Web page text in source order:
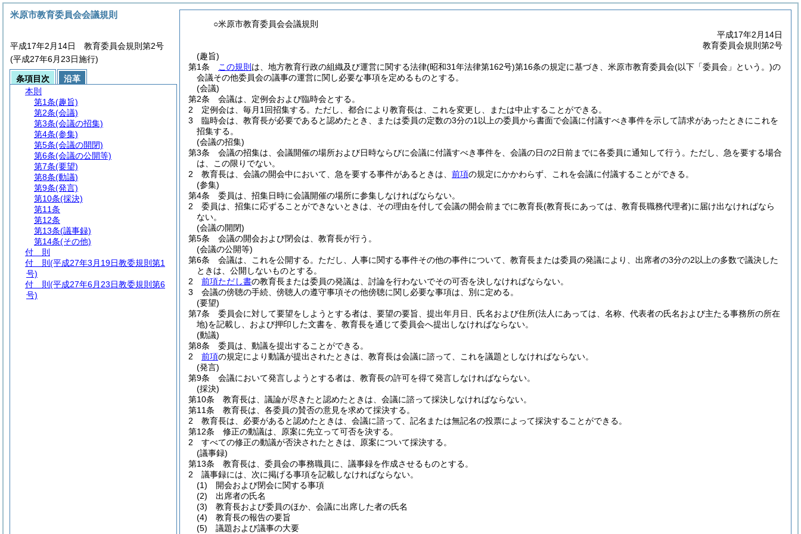
○米原市教育委員会会議規則
平成17年2月14日
教育委員会規則第2号
(趣旨)
第1条
この規則 は、地方教育行政の組織及び運営に関する法律(昭和31年法律第162号)第16条の規定に基づき、米原市教育委員会(以下「委員会」という。)の
会議その他委員会の議事の運営に関し必要な事項を定めるものとする。
(会議)
第2条
会議は、定例会および臨時会とする。
2
定例会は、毎月1回招集する。 ただし、都合により教育長は、これを変更し、または中止することができる。
3
臨時会は、教育長が必要であると認めたとき、または委員の定数の3分の1以上の委員から書面で会議に付議すべき事件を示して請求があったときにこれを
招集する。
(会議の招集)
第3条
会議の招集は、会議開催の場所および日時ならびに会議に付議すべき事件を、会議の日の2日前までに各委員に通知して行う。 ただし、急を要する場合
は、この限りでない。
2
教育長は、会議の開会中において、急を要する事件があるときは、 前項の規定にかかわらず、これを会議に付議することができる。
(参集)
第4条
委員は、招集日時に会議開催の場所に参集しなければならない。
2
委員は、招集に応ずることができないときは、その理由を付して会議の開会前までに教育長(教育長にあっては、教育長職務代理者)に届け出なければなら
ない。
(会議の開閉)
第5条
会議の開会および閉会は、教育長が行う。
(会議の公開等)
第6条
会議は、これを公開する。 ただし、人事に関する事件その他の事件について、教育長または委員の発議により、出席者の3分の2以上の多数で議決した
ときは、公開しないものとする。
2
前項ただし書の教育長または委員の発議は、討論を行わないでその可否を決しなければならない。
3
会議の傍聴の手続、傍聴人の遵守事項その他傍聴に関し必要な事項は、別に定める。
(要望)
第7条
委員会に対して要望をしようとする者は、要望の要旨、提出年月日、氏名および住所(法人にあっては、名称、代表者の氏名および主たる事務所の所在
地)を記載し、および押印した文書を、教育長を通じて委員会へ提出しなければならない。
(動議)
第8条
委員は、動議を提出することができる。
2
前項の規定により動議が提出されたときは、教育長は会議に諮って、これを議題としなければならない。
(発言)
第9条
会議において発言しようとする者は、教育長の許可を得て発言しなければならない。
(採決)
第10条
教育長は、議論が尽きたと認めたときは、会議に諮って採決しなければならない。
第11条
教育長は、各委員の賛否の意見を求めて採決する。
2
教育長は、必要があると認めたときは、会議に諮って、記名または無記名の投票によって採決することができる。
第12条
修正の動議は、原案に先立って可否を決する。
2
すべての修正の動議が否決されたときは、原案について採決する。
(議事録)
第13条
教育長は、委員会の事務職員に、議事録を作成させるものとする。
2
議事録には、次に掲げる事項を記載しなければならない。
(1)
開会および閉会に関する事項
(2)
出席者の氏名
(3)
教育長および委員のほか、会議に出席した者の氏名
(4)
教育長の報告の要旨
(5)
議題および議事の大要
米原市教育委員会会議規則
平成17年2月14日 教育委員会規則第2号
(平成27年6月23日施行)
条項目次
沿革
本則
第1条(趣旨)
第2条(会議)
第3条(会議の招集)
第4条(参集)
第5条(会議の開閉)
第6条(会議の公開等)
第7条(要望)
第8条(動議)
第9条(発言)
第10条(採決)
第11条
第12条
第13条(議事録)
第14条(その他)
付 則
付 則 (平成27年3月19日教委規則第1
号)
付 則 (平成27年6月23日教委規則第6
号)